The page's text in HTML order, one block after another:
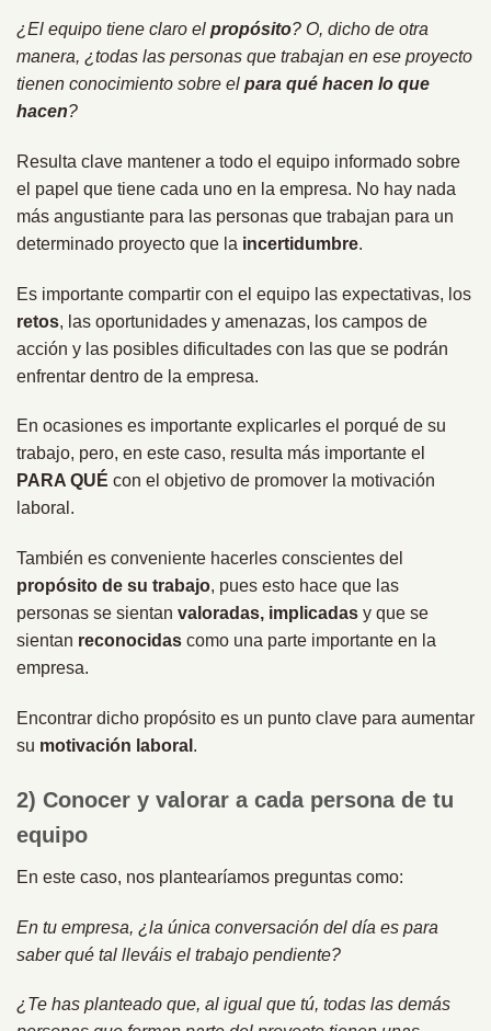
¿El equipo tiene claro el propósito? O, dicho de otra
manera, ¿todas las personas que trabajan en ese proyecto
tienen conocimiento sobre el para qué hacen lo que
hacen?
Resulta clave mantener a todo el equipo informado sobre
el papel que tiene cada uno en la empresa. No hay nada
más angustiante para las personas que trabajan para un
determinado proyecto que la incertidumbre.
Es importante compartir con el equipo las expectativas, los
retos, las oportunidades y amenazas, los campos de
acción y las posibles dificultades con las que se podrán
enfrentar dentro de la empresa.
En ocasiones es importante explicarles el porqué de su
trabajo, pero, en este caso, resulta más importante el
PARA QUÉ con el objetivo de promover la motivación
laboral.
También es conveniente hacerles conscientes del
propósito de su trabajo, pues esto hace que las
personas se sientan valoradas, implicadas y que se
sientan reconocidas como una parte importante en la
empresa.
Encontrar dicho propósito es un punto clave para aumentar
su motivación laboral .
2) Conocer y valorar a cada persona de tu
equipo
En este caso, nos plantearíamos preguntas como:
En tu empresa, ¿la única conversación del día es para
saber qué tal lleváis el trabajo pendiente?
¿Te has planteado que, al igual que tú, todas las demás